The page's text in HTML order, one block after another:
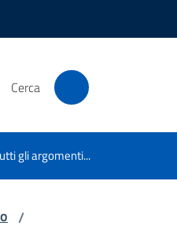
Cerca
gli argomenti...
/